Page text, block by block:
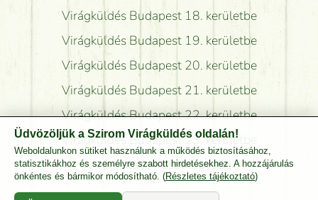
Virágküldés Budapest 18. kerületbe
Virágküldés Budapest 19. kerületbe
Virágküldés Budapest 20. kerületbe
Virágküldés Budapest 21. kerületbe
Virágküldés Budapest 22. kerületbe
Virágküldés Budapest 23. kerületbe
Virágküldés Pest Megyébe
Üdvözöljük a Szirom Virágküldés oldalán!
Weboldalunkon sütiket használunk a működés biztosításához,
statisztikákhoz és személyre szabott hirdetésekhez. A hozzájárulás
önkéntes és bármikor módosítható. (Részletes tájékoztató)